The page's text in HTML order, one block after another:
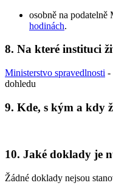
osobně na podatelně
hodinách.
8. Na které instituci
Ministerstvo spravedlnosti -
dohledu
9. Kde, s kým a kdy
10. Jaké doklady je
Žádné doklady nejsou